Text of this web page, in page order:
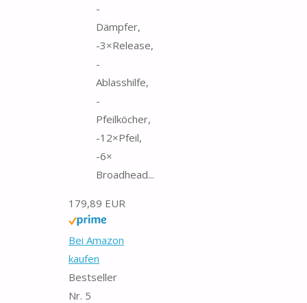
-
Dämpfer,
-3×Release,
-
Ablasshilfe,
-
Pfeilköcher,
-12×Pfeil,
-6×
Broadhead...
179,89 EUR
Bei Amazon
kaufen
Bestseller
Nr. 5